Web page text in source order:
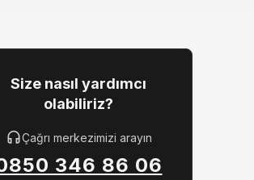
Size nasıl yardımcı
olabiliriz?
Çağrı merkezimizi arayın
346 86 06